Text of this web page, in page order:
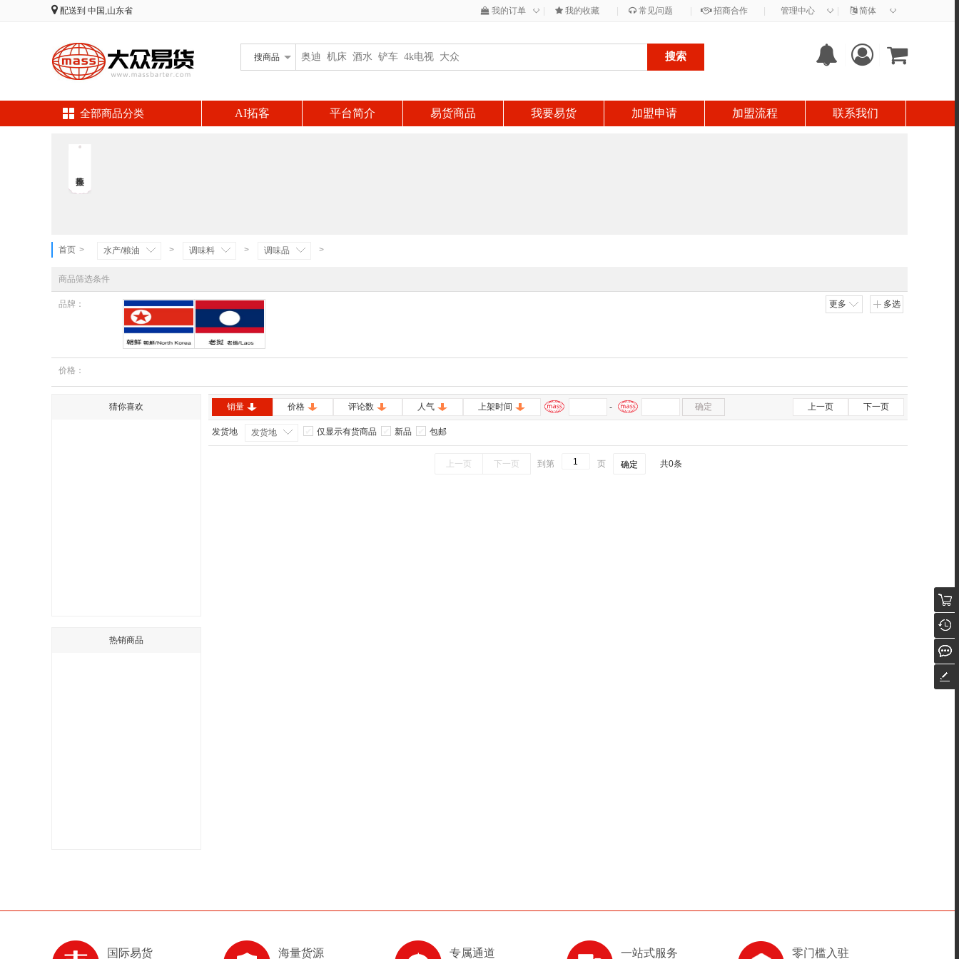
配送到 中国,山东省 我的订单 ◇ 我的收藏 常见问题 招商合作 管理中心 ◇ 简体 ◇
搜商品 搜索
全部商品分类 AI拓客 平台简介 易货商品 我要易货 加盟申请 加盟流程 联系我们
首页 > 水产/粮油 > 调味料 > 调味品 >
商品筛选条件
品牌：
朝鲜 老挝
更多 多选
价格：
猜你喜欢
热销商品
销量 价格 评论数 人气 上架时间 - 确定 上一页 下一页
发货地 发货地 仅显示有货商品 新品 包邮
上一页 下一页 到第 页 确定 共0条
国际易货 海量货源 专属通道 一站式服务 零门槛入驻